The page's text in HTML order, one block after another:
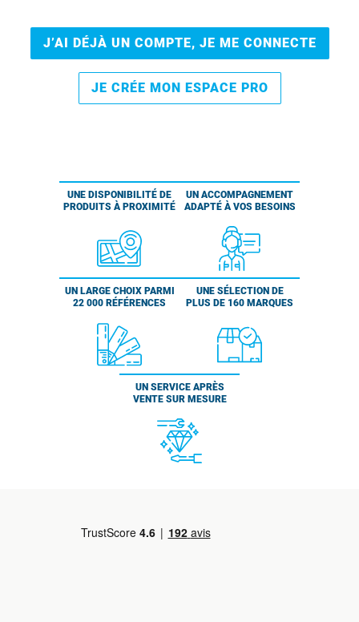
J’AI DÉJÀ UN COMPTE, JE ME CONNECTE
JE CRÉE MON ESPACE PRO
UNE DISPONIBILITÉ DE
PRODUITS À PROXIMITÉ
UN ACCOMPAGNEMENT
ADAPTÉ À VOS BESOINS
UN LARGE CHOIX PARMI
22 000 RÉFÉRENCES
UNE SÉLECTION DE
PLUS DE 160 MARQUES
UN SERVICE APRÈS
VENTE SUR MESURE